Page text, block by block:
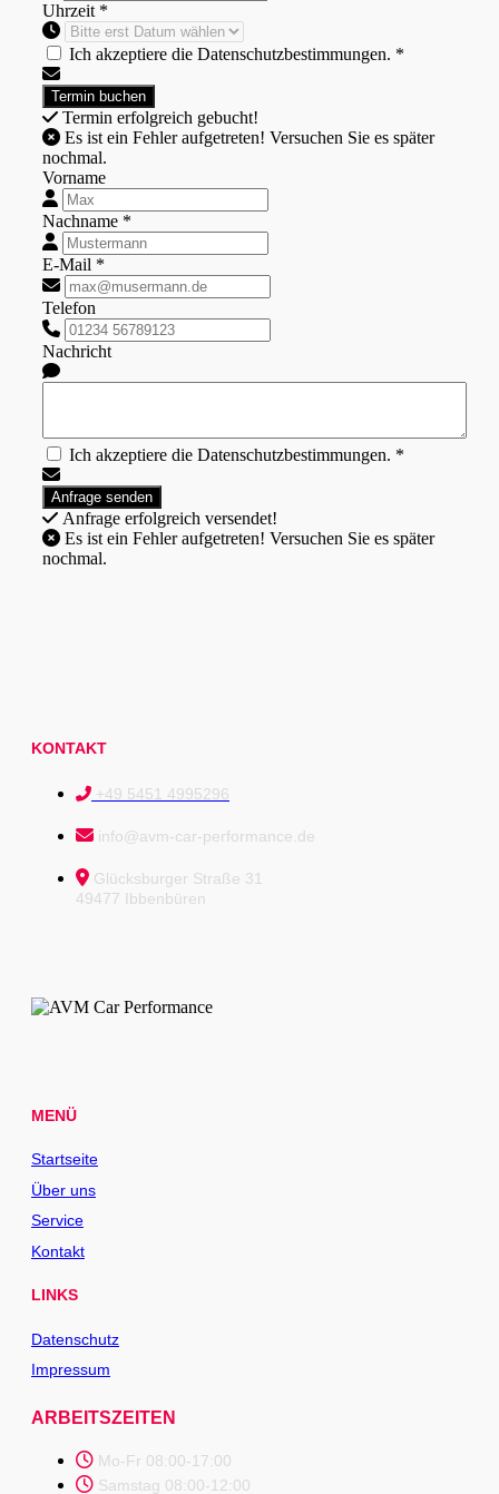
Uhrzeit *
Ich akzeptiere die Datenschutzbestimmungen. *
Termin erfolgreich gebucht!
nochmal.
Vorname
Nachname *
E-Mail *
Telefon
Nachricht
Ich akzeptiere die Datenschutzbestimmungen. *
Anfrage erfolgreich versendet!
nochmal.
KONTAKT
+49 5451 4995296
info@avm-car-performance.de
Glücksburger Straße 31
49477 Ibbenbüren
MENÜ
Startseite
Über uns
Service
Kontakt
LINKS
Datenschutz
Impressum
ARBEITSZEITEN
Mo-Fr 08:00-17:00
Samstag 08:00-12:00